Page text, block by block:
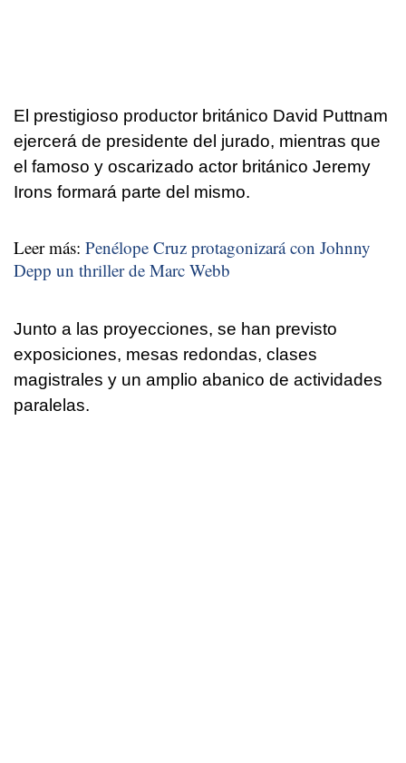
El prestigioso productor británico David Puttnam
ejercerá de presidente del jurado, mientras que
el famoso y oscarizado actor británico Jeremy
Irons formará parte del mismo.
Leer más: Penélope Cruz protagonizará con Johnny
Depp un thriller de Marc Webb
Junto a las proyecciones, se han previsto
exposiciones, mesas redondas, clases
magistrales y un amplio abanico de actividades
paralelas.